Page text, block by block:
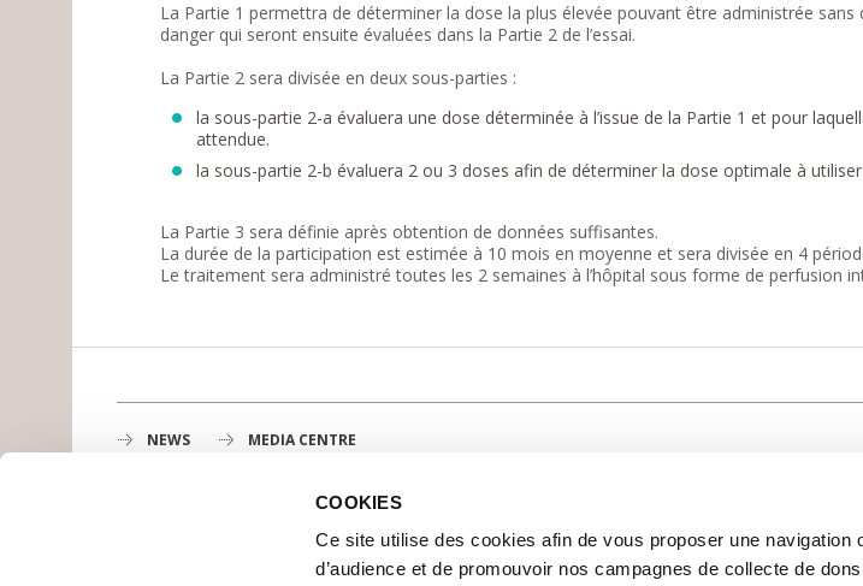
COOKIES
Ce site utilise des cookies afin de vous proposer une navigation
d’audience et de promouvoir nos campagnes de collecte de
La Partie 1 permettra de déterminer la dose la plus élevée pouvant être administrée
danger qui seront ensuite évaluées dans la Partie 2 de l’essai.
La Partie 2 sera divisée en deux sous-parties :
la sous-partie 2-a évaluera une dose déterminée à l’issue de la Partie 1 et pour
attendue.
la sous-partie 2-b évaluera 2 ou 3 doses afin de déterminer la dose optimale à
La Partie 3 sera définie après obtention de données suffisantes.
La durée de la participation est estimée à 10 mois en moyenne et sera divisée en 4
Le traitement sera administré toutes les 2 semaines à l’hôpital sous forme de perfusion
NEWS MEDIA CENTRE
1st cancer center in Europe, 3200 professionals mobilized.
RESEARCH
CANCER AU
ABOUT US
NEWSROOM